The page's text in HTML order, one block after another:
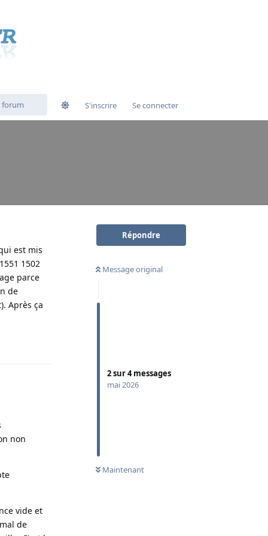
S'inscrire Se connecter
Répondre
Message original
2sur4messages
mai 2026
Maintenant
est mis
1502
parce
de
Après ça
non
vide et
de